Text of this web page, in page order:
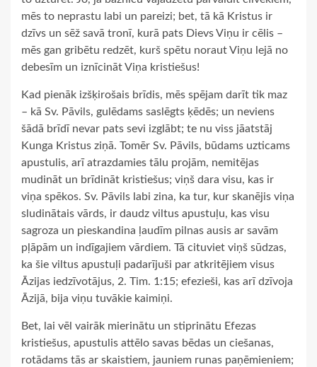
mēs to neprastu labi un pareizi; bet, tā kā Kristus ir
dzīvs un sēž savā tronī, kurā pats Dievs Viņu ir cēlis –
mēs gan gribētu redzēt, kurš spētu noraut Viņu lejā no
debesīm un iznīcināt Viņa kristiešus!
Kad pienāk izšķirošais brīdis, mēs spējam darīt tik maz
– kā Sv. Pāvils, gulēdams saslēgts ķēdēs; un neviens
šādā brīdī nevar pats sevi izglābt; te nu viss jāatstāj
Kunga Kristus ziņā. Tomēr Sv. Pāvils, būdams uzticams
apustulis, arī atrazdamies tālu projām, nemitējas
mudināt un brīdināt kristiešus; viņš dara visu, kas ir
viņa spēkos. Sv. Pāvils labi zina, ka tur, kur skanējis viņa
sludinātais vārds, ir daudz viltus apustuļu, kas visu
sagroza un pieskandina ļaudīm pilnas ausis ar savām
pļāpām un indīgajiem vārdiem. Tā cituviet viņš sūdzas,
ka šie viltus apustuļi padarījuši par atkritējiem visus
Āzijas iedzīvotājus, 2. Tim. 1:15; efezieši, kas arī dzīvoja
Āzijā, bija viņu tuvākie kaimiņi.
Bet, lai vēl vairāk mierinātu un stiprinātu Efezas
kristiešus, apustulis attēlo savas bēdas un ciešanas,
rotādams tās ar skaistiem, jauniem runas paņēmieniem;